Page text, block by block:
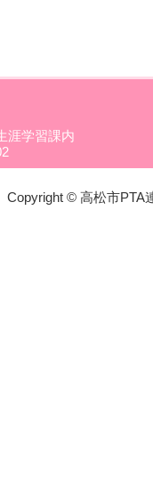
涯学習課内
Copyright © 高松市PTA